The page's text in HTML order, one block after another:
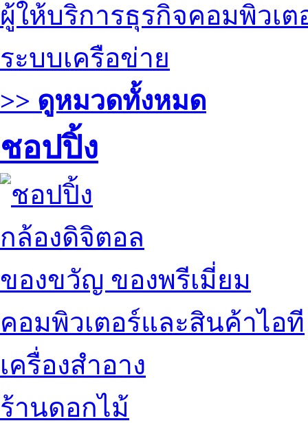
ผู้ให้บริการธุรกิจคอมพิวเต
ระบบเครือข่าย
>> ดูหมวดทั้งหมด
ชอปปิ้ง
กล้องดิจิตอล
ของขวัญ ของพรีเมี่ยม
คอมพิวเตอร์และสินค้าไอที
เครื่องสำอาง
ร้านดอกไม้